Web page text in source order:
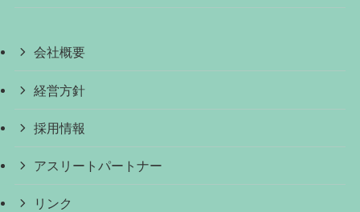
会社概要
経営方針
採用情報
アスリートパートナー
リンク